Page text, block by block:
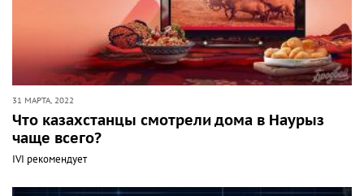
31 МАРТА, 2022
Что казахстанцы смотрели дома в Наурыз
чаще всего?
IVI рекомендует